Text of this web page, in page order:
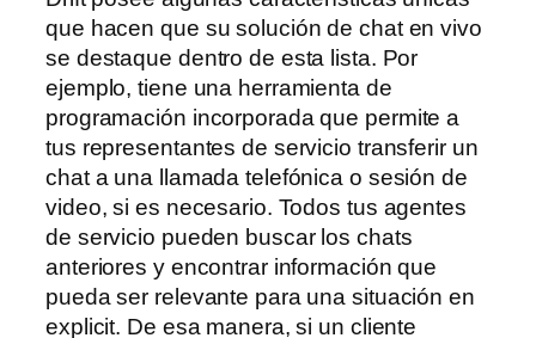
que hacen que su solución de chat en vivo
se destaque dentro de esta lista. Por
ejemplo, tiene una herramienta de
programación incorporada que permite a
tus representantes de servicio transferir un
chat a una llamada telefónica o sesión de
video, si es necesario. Todos tus agentes
de servicio pueden buscar los chats
anteriores y encontrar información que
pueda ser relevante para una situación en
explicit. De esa manera, si un cliente